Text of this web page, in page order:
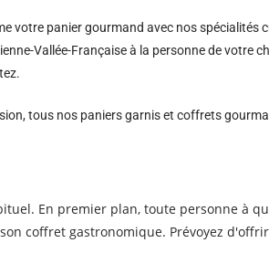
votre panier gourmand avec nos spécialités
Vallée-Française à la personne de votre
tous nos paniers garnis et coffrets
En premier plan, toute personne à
coffret gastronomique. Prévoyez